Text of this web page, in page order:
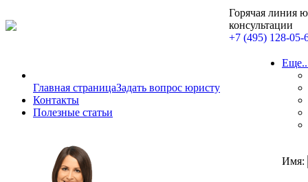
Горячая линия
консультации
+7 (495) 128-05-
Главная страницаЗадать вопрос юристу
Контакты
Полезные статьи
Имя: